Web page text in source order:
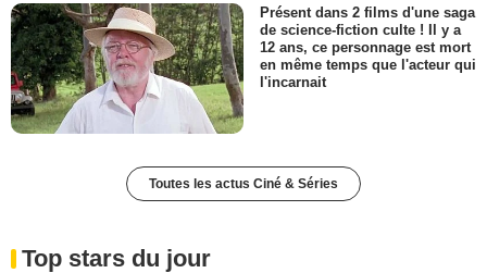
Présent dans 2 films d'une saga
de science-fiction culte ! Il y a
12 ans, ce personnage est mort
en même temps que l'acteur qui
l'incarnait
Toutes les actus Ciné & Séries
Top stars du jour